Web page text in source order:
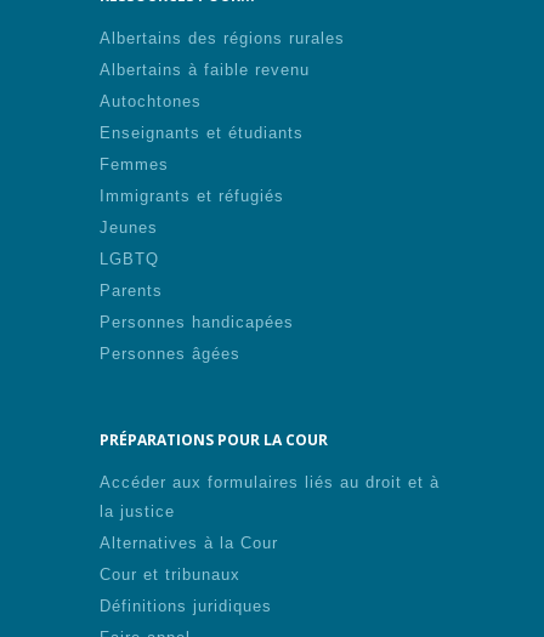
Albertains des régions rurales
Albertains à faible revenu
Autochtones
Enseignants et étudiants
Femmes
Immigrants et réfugiés
Jeunes
LGBTQ
Parents
Personnes handicapées
Personnes âgées
PRÉPARATIONS POUR LA COUR
Accéder aux formulaires liés au droit et à
la justice
Alternatives à la Cour
Cour et tribunaux
Définitions juridiques